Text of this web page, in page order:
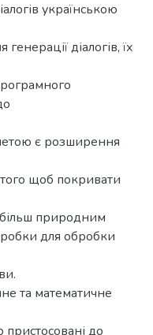
українською
діалогів, їх
є розширення
того щоб покривати
більш природним
для обробки
та математичне
пристосовані до